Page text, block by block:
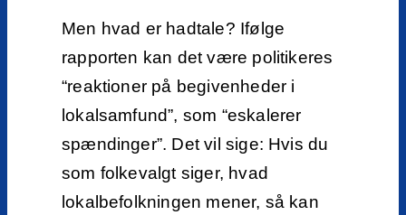
Men hvad er hadtale? Ifølge
rapporten kan det være politikeres
“reaktioner på begivenheder i
lokalsamfund”, som “eskalerer
spændinger”. Det vil sige: Hvis du
som folkevalgt siger, hvad
lokalbefolkningen mener, så kan